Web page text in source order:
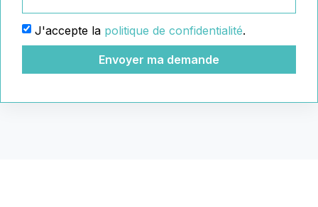
J'accepte la politique de confidentialité.
Envoyer ma demande